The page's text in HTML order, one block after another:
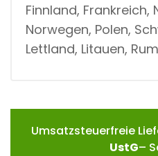
Finnland, Frankreich,
Norwegen, Polen,
Lettland, Litauen,
Umsatzsteuerfreie
UstG–